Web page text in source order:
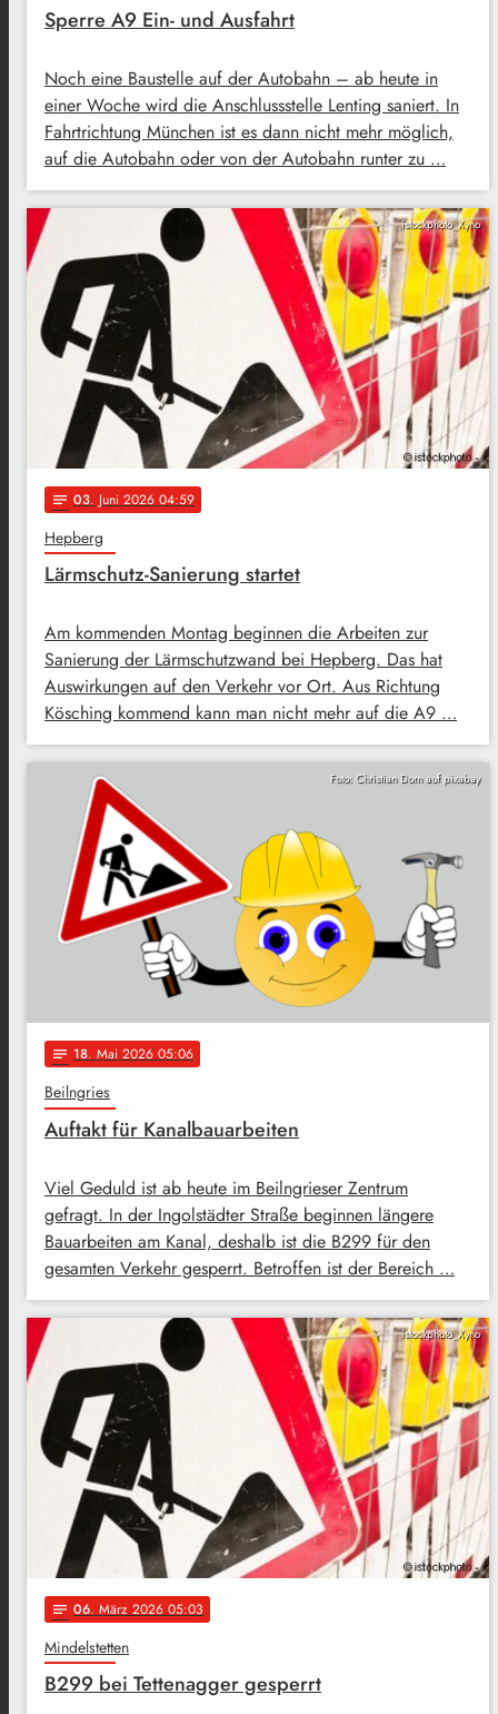
Sperre A9 Ein- und Ausfahrt
Noch eine Baustelle auf der Autobahn – ab heute in
einer Woche wird die Anschlussstelle Lenting saniert. In
Fahrtrichtung München ist es dann nicht mehr möglich,
auf die Autobahn oder von der Autobahn runter zu …
istockphoto_Xyno
notes 03. Juni 2026 04:59
Hepberg
Lärmschutz-Sanierung startet
Am kommenden Montag beginnen die Arbeiten zur
Sanierung der Lärmschutzwand bei Hepberg. Das hat
Auswirkungen auf den Verkehr vor Ort. Aus Richtung
Kösching kommend kann man nicht mehr auf die A9 …
Foto: Christian Dorn auf pixabay
notes 18. Mai 2026 05:06
Beilngries
Auftakt für Kanalbauarbeiten
Viel Geduld ist ab heute im Beilngrieser Zentrum
gefragt. In der Ingolstädter Straße beginnen längere
Bauarbeiten am Kanal, deshalb ist die B299 für den
gesamten Verkehr gesperrt. Betroffen ist der Bereich …
istockphoto_Xyno
notes 06. März 2026 05:03
Mindelstetten
B299 bei Tettenagger gesperrt